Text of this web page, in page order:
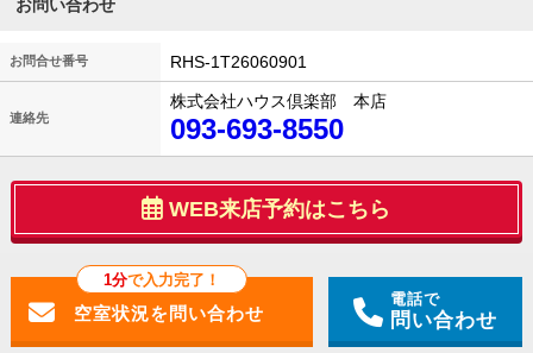
お問い合わせ
お問合せ番号 RHS-1T26060901
連絡先
株式会社ハウス倶楽部 本店
093-693-8550
WEB来店予約はこちら
1分で入力完了！
電話で
問い合わせ